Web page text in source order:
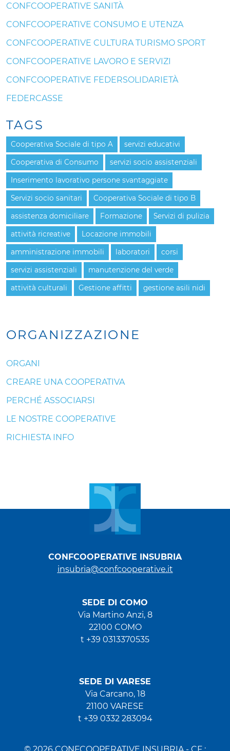
ORGANIZZAZIONE
ORGANI
CREARE UNA COOPERATIVA
PERCHÉ ASSOCIARSI
LE NOSTRE COOPERATIVE
RICHIESTA INFO
CONFCOOPERATIVE SANITÀ
CONFCOOPERATIVE CONSUMO E UTENZA
CONFCOOPERATIVE CULTURA TURISMO SPORT
CONFCOOPERATIVE LAVORO E SERVIZI
CONFCOOPERATIVE FEDERSOLIDARIETÀ
FEDERCASSE
TAGS
Cooperativa Sociale di tipo A servizi educativi
Cooperativa di Consumo servizi socio assistenziali
Inserimento lavorativo persone svantaggiate
Servizi socio sanitari Cooperativa Sociale di tipo B
assistenza domiciliare Formazione Servizi di pulizia
attività ricreative Locazione immobili
amministrazione immobili laboratori corsi
servizi assistenziali manutenzione del verde
attività culturali Gestione affitti gestione asili nidi
CONFCOOPERATIVE INSUBRIA
insubria@confcooperative.it
SEDE DI COMO
Via Martino Anzi, 8
22100 COMO
t +39 0313370535
SEDE DI VARESE
Via Carcano, 18
21100 VARESE
t +39 0332 283094
© 2026 CONFCOOPERATIVE INSUBRIA - CF :